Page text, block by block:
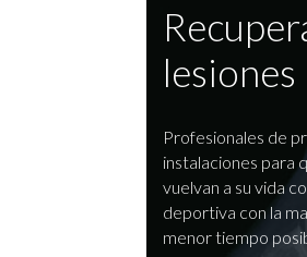
lesiones
Profesionales de
instalaciones para
vuelvan a su vida
deportiva con la
menor tiempo